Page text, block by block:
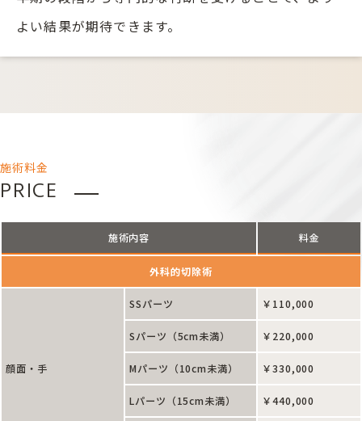
よい結果が期待できます。
施術料金
PRICE
施術内容 料金
外科的切除術
顔面・手
SSパーツ ￥110,000
Sパーツ（5cm未満） ￥220,000
Mパーツ（10cm未満） ￥330,000
Lパーツ（15cm未満） ￥440,000